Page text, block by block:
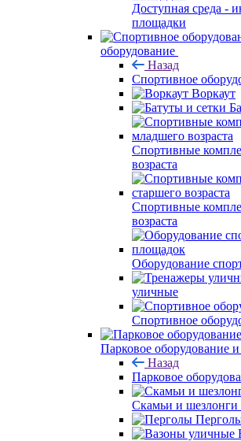
Доступная среда -
площадки
оборудование
Назад
Спортивное
Воркаут
Спортивные
возраста
Спортивные
возраста
Оборудование
уличные
Спортивное
Парковое
Назад
Парковое
Скамьи и шезлонги